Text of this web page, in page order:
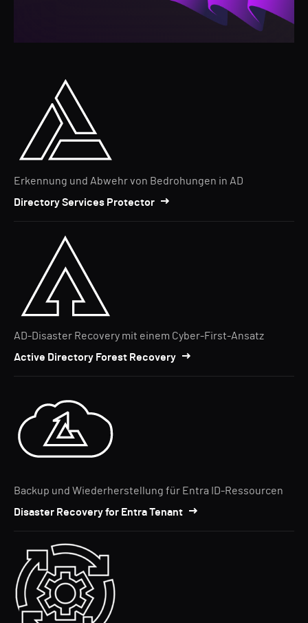
Erkennung und Abwehr von Bedrohungen in AD
Directory Services Protector
AD-Disaster Recovery mit einem Cyber-First-Ansatz
Active Directory Forest Recovery
Backup und Wiederherstellung für Entra ID-Ressourcen
Disaster Recovery for Entra Tenant